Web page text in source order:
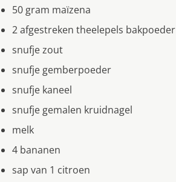
50 gram maïzena
2 afgestreken theelepels bakpoeder
snufje zout
snufje gemberpoeder
snufje kaneel
snufje gemalen kruidnagel
melk
4 bananen
sap van 1 citroen